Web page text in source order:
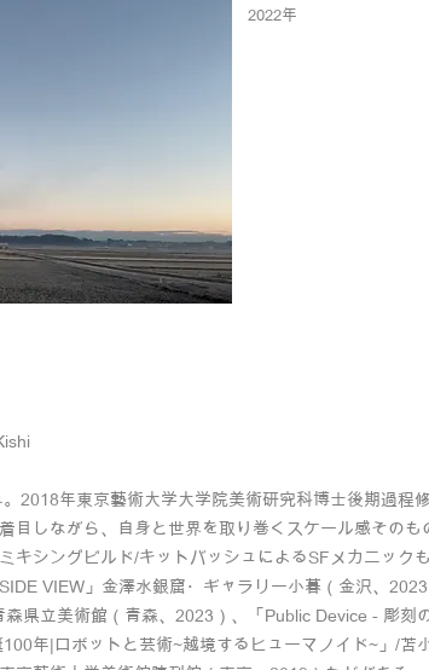
2022年
2018年東京藝術大学大学院美術研究科博士後期過程
目しながら、自身と世界を取り巻くスケール感その
キシングビルド/キットバッシュによるSFメカニック
VIEW」金澤水銀窟・ギャラリー小暮（金沢、
県立美術館（青森、2023）、「Public Device - 彫刻
年|ロボットと芸術~越境するヒューマノイド~」/